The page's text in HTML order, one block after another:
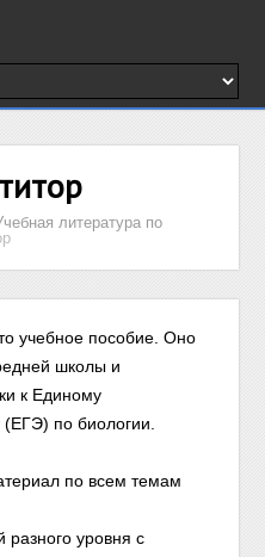
литература по
учебное пособие. Оно
школы и
к Единому
(ЕГЭ) по биологии.
по всем темам
разного уровня с